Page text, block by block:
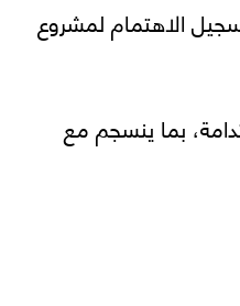
الاهتمام لمشروع
بما ينسجم مع